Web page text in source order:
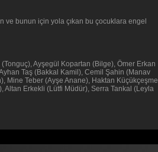
Baş Başa
Baş Başa
1. Bölüm
Sıfır Bir 4 Sezon
Kod Adı Kırlangıç 7. Bölüm
Kod Adı Kırlangıç 5. Bölüm
Kod Adı Kırlangıç 4. Bölüm
Kod Adı Kırlangıç 2. Bölüm
ve bunun için yola çıkan bu çocuklara engel
Ayşegül Kopartan (Bilge), Ömer Erkan
Taş (Bakkal Kamil), Cemil Şahin (Manav
Mine Teber (Ayşe Anane), Haktan Küçükçeşme
Altan Erkekli (Lütfi Müdür), Serra Tankal (Leyla